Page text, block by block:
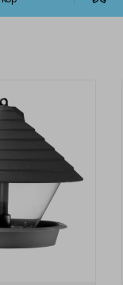
stjärnor